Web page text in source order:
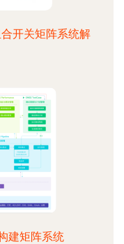
开关矩阵系统解
建矩阵系统